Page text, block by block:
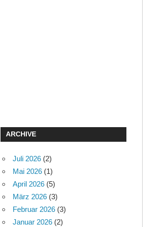
ARCHIVE
Juli 2026 (2)
Mai 2026 (1)
April 2026 (5)
März 2026 (3)
Februar 2026 (3)
Januar 2026 (2)